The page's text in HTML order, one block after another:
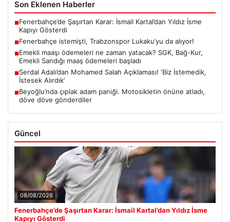
Son Eklenen Haberler
■Fenerbahçe’de Şaşırtan Karar: İsmail Kartal’dan Yıldız İsme
Kapıyı Gösterdi
■Fenerbahçe istemişti, Trabzonspor Lukaku’yu da alıyor!
■Emekli maaşı ödemeleri ne zaman yatacak? SGK, Bağ-Kur,
Emekli Sandığı maaş ödemeleri başladı
■Serdal Adalı’dan Mohamed Salah Açıklaması! ‘Biz İstemedik,
İstesek Alırdık’
■Beyoğlu’nda çıplak adam paniği. Motosikletin önüne atladı,
döve döve gönderdiler
Güncel
08/08/2026
Fenerbahçe’de Şaşırtan Karar: İsmail Kartal’dan Yıldız İsme
Kapıyı Gösterdi